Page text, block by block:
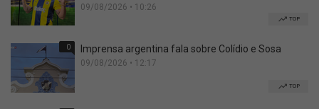
09/08/2026 • 10:26
TOP
0 Imprensa argentina fala sobre Colídio e Sosa
09/08/2026 • 12:17
TOP